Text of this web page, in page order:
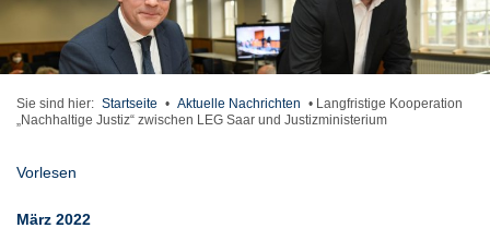
Sie sind hier: Startseite • Aktuelle Nachrichten • Langfristige Kooperation
„Nachhaltige Justiz“ zwischen LEG Saar und Justizministerium
Vorlesen
März 2022